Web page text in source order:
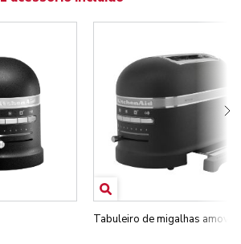
Tabuleiro de migalhas